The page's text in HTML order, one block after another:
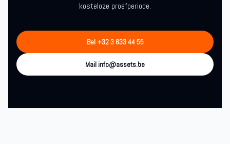
kosteloze proefperiode.
Bel +32 3 633 44 55
Mail info@assets.be